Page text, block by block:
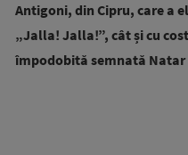
Antigoni, din Cipru, care a
„Jalla! Jalla!”, cât și cu
împodobită semnată Natar